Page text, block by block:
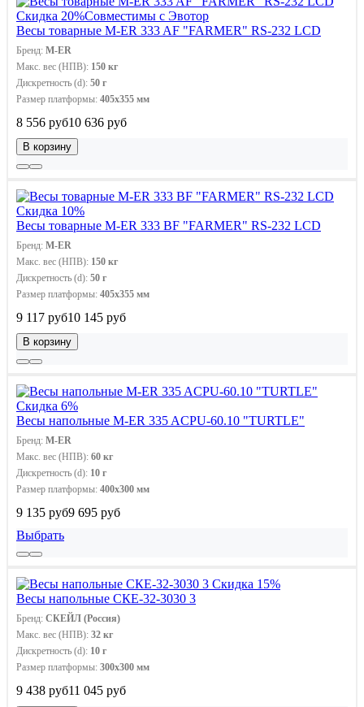
Скидка 20%Совместимы с Эвотор
Весы товарные M-ER 333 AF "FARMER" RS-232 LCD
Бренд: M-ER
Макс. вес (НПВ): 150 кг
Дискретность (d): 50 г
Размер платформы: 405х355 мм
8 556 руб10 636 руб
В корзину
Скидка 10%
Весы товарные M-ER 333 BF "FARMER" RS-232 LCD
Бренд: M-ER
Макс. вес (НПВ): 150 кг
Дискретность (d): 50 г
Размер платформы: 405х355 мм
9 117 руб10 145 руб
В корзину
Скидка 6%
Весы напольные M-ER 335 ACPU-60.10 "TURTLE"
Бренд: M-ER
Макс. вес (НПВ): 60 кг
Дискретность (d): 10 г
Размер платформы: 400х300 мм
9 135 руб9 695 руб
Выбрать
Скидка 15%
Весы напольные СКЕ-32-3030 3
Бренд: СКЕЙЛ (Россия)
Макс. вес (НПВ): 32 кг
Дискретность (d): 10 г
Размер платформы: 300х300 мм
9 438 руб11 045 руб